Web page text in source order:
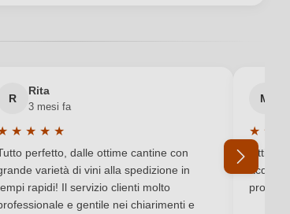
IGP
Secco / Dry
Vino rosso
R
Rita
3 mesi fa
★ ★ ★ ★
media di 5 su 5 stelle
perfetto, dalle ottime cantine con
varietà di vini alla spedizione in
rapidi! Il servizio clienti molto
e gentile nei chiarimenti e
M
★ ★
Ottimo